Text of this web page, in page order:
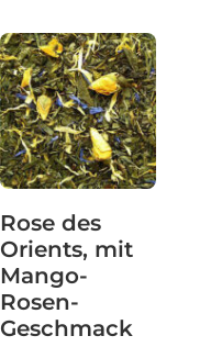
Rose des
Orients, mit
Mango-
Rosen-
Geschmack